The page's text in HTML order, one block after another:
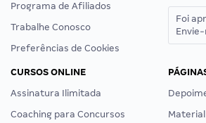
Programa de Afiliados
Trabalhe Conosco
Preferências de Cookies
Foi
CURSOS ONLINE
Assinatura Ilimitada
Coaching para Concursos